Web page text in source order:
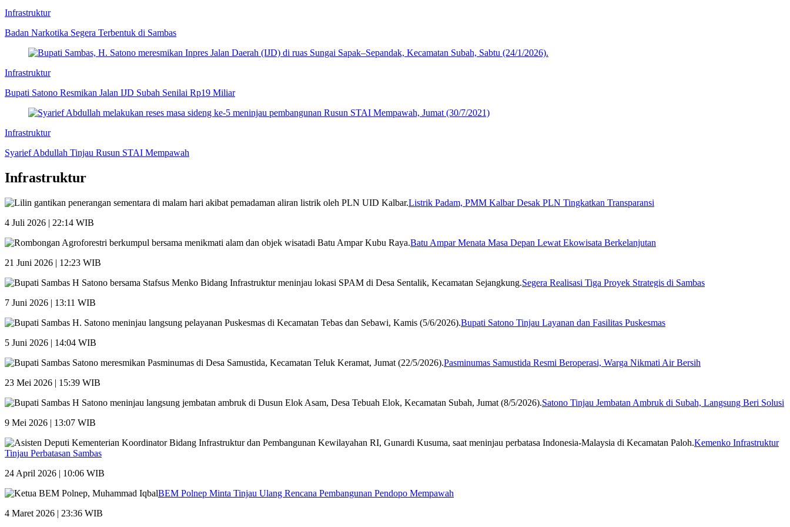
Infrastruktur
Badan Narkotika Segera Terbentuk di Sambas
Infrastruktur
Bupati Satono Resmikan Jalan IJD Subah Senilai Rp19 Miliar
Infrastruktur
Syarief Abdullah Tinjau Rusun STAI Mempawah
Infrastruktur
Listrik Padam, PMM Kalbar Desak PLN Tingkatkan Transparansi
4 Juli 2026 | 22:14 WIB
Batu Ampar Menata Masa Depan Lewat Ekowisata Berkelanjutan
21 Juni 2026 | 12:23 WIB
Segera Realisasi Tiga Proyek Strategis di Sambas
7 Juni 2026 | 13:11 WIB
Bupati Satono Tinjau Layanan dan Fasilitas Puskesmas
5 Juni 2026 | 14:04 WIB
Pasminumas Samustida Resmi Beroperasi, Warga Nikmati Air Bersih
23 Mei 2026 | 15:39 WIB
Satono Tinjau Jembatan Ambruk di Subah, Langsung Beri Solusi
9 Mei 2026 | 13:07 WIB
Kemenko Infrastruktur
Tinjau Perbatasan Sambas
24 April 2026 | 10:06 WIB
BEM Polnep Minta Tinjau Ulang Rencana Pembangunan Pendopo Mempawah
4 Maret 2026 | 23:36 WIB